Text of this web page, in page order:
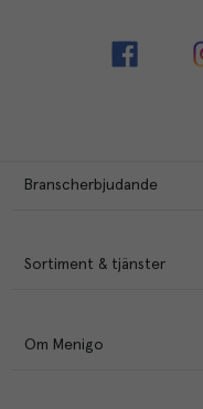
Branscherbjudande
Sortiment & tjänster
Om Menigo